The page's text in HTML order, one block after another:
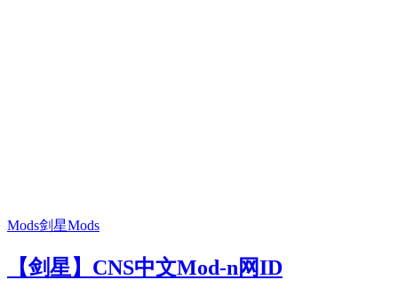
Mods剑星Mods
【剑星】CNS中文Mod-n网ID